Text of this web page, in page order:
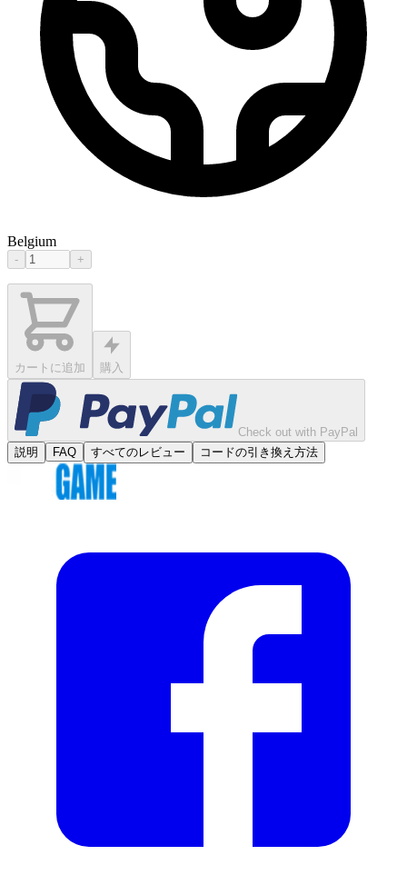
Belgium
- +
カートに追加 購入
Check out with PayPal
説明
FAQ すべてのレビュー コードの引き換え方法